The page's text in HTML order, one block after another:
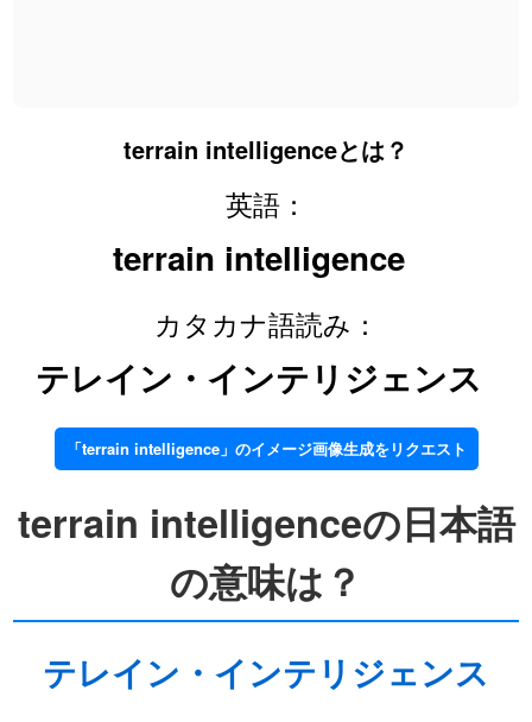
terrain intelligenceとは？
英語：
terrain intelligence
カタカナ語読み：
テレイン・インテリジェンス
「terrain intelligence」のイメージ画像生成をリクエスト
terrain intelligenceの日本語
の意味は？
テレイン・インテリジェンス